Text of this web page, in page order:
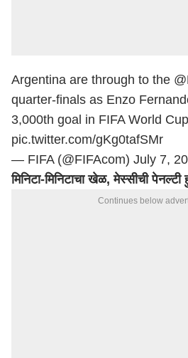
Argentina are through to the
quarter-finals as Enzo
3,000th goal in FIFA World
pic.twitter.com/gKg0tafSMr
— FIFA (@FIFAcom) July 7,
मिनिटा-मिनिटाचा खेळ, मेस्सीची पेनल्टी
Continues below